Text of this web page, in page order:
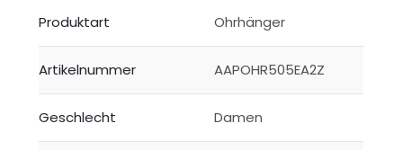
Produktart Ohrhänger
Artikelnummer AAPOHR505EA2Z
Geschlecht Damen